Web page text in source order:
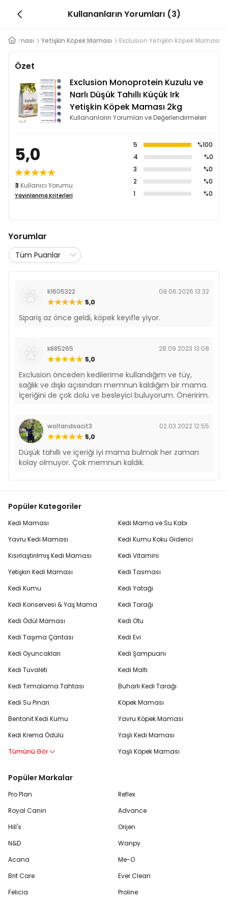
Kullananların Yorumları (3)
Maması Yetişkin Köpek Maması Exclusion Yetişkin Köpek Maması
Özet
Exclusion Monoprotein Kuzulu ve
Narlı Düşük Tahıllı Küçük Irk
Yetişkin Köpek Maması 2kg
Kullananların Yorumları ve Değerlendirmeleri
5,0
3 Kullanıcı Yorumu
Yayınlanma Kriterleri
5
%100
4
%0
3
%0
2
%0
1
%0
Yorumlar
k1605322
09.06.2026 13:32
5,0
Sipariş az önce geldi, köpek keyifle yiyor.
k885265
28.09.2023 13:08
5,0
Exclusion önceden kedilerime kullandığım ve tüy,
sağlık ve dışkı açısından memnun kaldığım bir mama.
İçeriğini de çok dolu ve besleyici buluyorum. Öneririm.
wolfandsacit3
02.03.2022 12:55
5,0
Düşük tahıllı ve içeriği iyi mama bulmak her zaman
kolay olmuyor. Çok memnun kaldık.
Popüler Kategoriler
Kedi Maması
Yavru Kedi Maması
Kısırlaştırılmış Kedi Maması
Yetişkin Kedi Maması
Kedi Kumu
Kedi Konservesi & Yaş Mama
Kedi Ödül Maması
Kedi Taşıma Çantası
Kedi Oyuncakları
Kedi Tuvaleti
Kedi Tırmalama Tahtası
Kedi Su Pınarı
Bentonit Kedi Kumu
Kedi Krema Ödülü
Tümünü Gör
Kedi Mama ve Su Kabı
Kedi Kumu Koku Giderici
Kedi Vitamini
Kedi Tasması
Kedi Yatağı
Kedi Tarağı
Kedi Otu
Kedi Evi
Kedi Şampuanı
Kedi Maltı
Buharlı Kedi Tarağı
Köpek Maması
Yavru Köpek Maması
Yaşlı Kedi Maması
Yaşlı Köpek Maması
Popüler Markalar
Pro Plan
Royal Canin
Hill's
N&D
Acana
Brit Care
Felicia
Reflex
Advance
Orijen
Wanpy
Me-O
Ever Clean
Proline